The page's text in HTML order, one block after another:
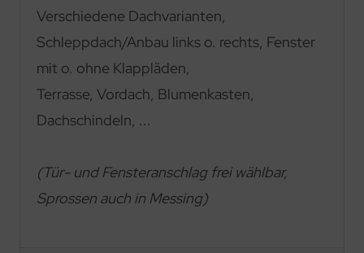
Verschiedene Dachvarianten,
Schleppdach/Anbau links o. rechts, Fenster
mit o. ohne Klappläden,
Terrasse, Vordach, Blumenkasten,
Dachschindeln, ...
(Tür- und Fensteranschlag frei wählbar,
Sprossen auch in Messing)